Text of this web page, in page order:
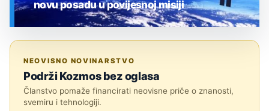
novu posadu u povijesnoj misiji
NEOVISNO NOVINARSTVO
Podrži Kozmos bez oglasa
Članstvo pomaže financirati neovisne priče o znanosti,
svemiru i tehnologiji.